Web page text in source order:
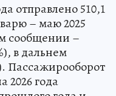
отправлено 510,1
– маю 2025
сообщении –
в дальнем
Пассажирооборот
2026 года